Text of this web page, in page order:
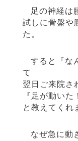
足の神経は
試しに骨盤や
た。
すると『な
て
翌日ご来院さ
『足が動いた
と教えてくれ
なぜ急に動